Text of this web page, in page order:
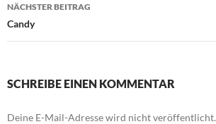
NÄCHSTER BEITRAG
Candy
SCHREIBE EINEN KOMMENTAR
Deine E-Mail-Adresse wird nicht veröffentlicht.